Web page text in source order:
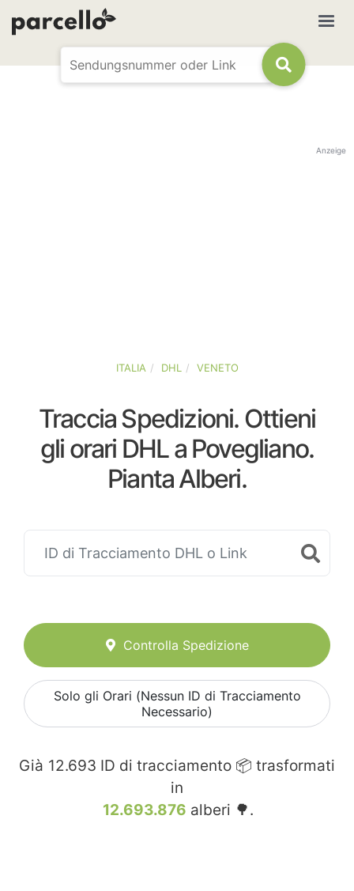
Anzeige
ITALIA DHL VENETO
Traccia Spedizioni. Ottieni
gli orari DHL a Povegliano.
Pianta Alberi.
Controlla Spedizione
Solo gli Orari (Nessun ID di Tracciamento
Necessario)
Già 12.693 ID di tracciamento 📦 trasformati
in
12.693.876 alberi 🌳.